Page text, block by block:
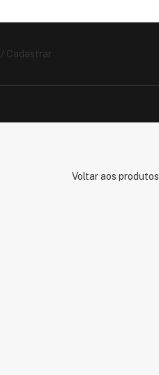
Cadastrar
Voltar aos produtos